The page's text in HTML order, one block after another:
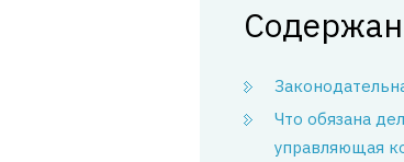
Что обязана
управляющая